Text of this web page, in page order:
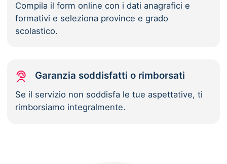
Compila il form online con i dati anagrafici e
formativi e seleziona province e grado
scolastico.
Garanzia soddisfatti o rimborsati
Se il servizio non soddisfa le tue aspettative, ti
rimborsiamo integralmente.